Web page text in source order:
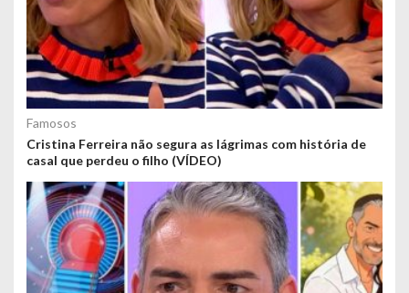
Famosos
Cristina Ferreira não segura as lágrimas com história de
casal que perdeu o filho (VÍDEO)